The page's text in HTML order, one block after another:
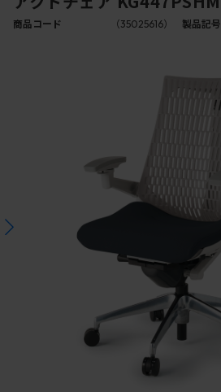
商品コード （35025616） 製品記号